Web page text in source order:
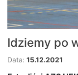
Idziemy po
Data: 15.12.2021